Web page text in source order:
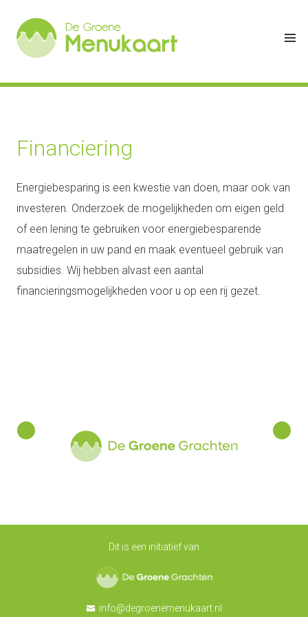
Financiering
Energiebesparing is een kwestie van doen, maar ook van
investeren. Onderzoek de mogelijkheden om eigen geld
of een lening te gebruiken voor energiebesparende
maatregelen in uw pand en maak eventueel gebruik van
subsidies. Wij hebben alvast een aantal
financieringsmogelijkheden voor u op een rij gezet.
Dit is een initiatief van
info@degroenemenukaart.nl